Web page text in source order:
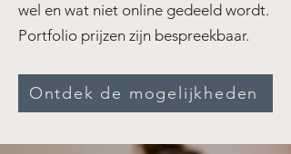
wel en wat niet online gedeeld wordt.
Portfolio prijzen zijn bespreekbaar.
Ontdek de mogelijkheden